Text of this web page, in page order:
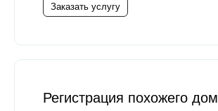
Заказать услугу
Регистрация похожего